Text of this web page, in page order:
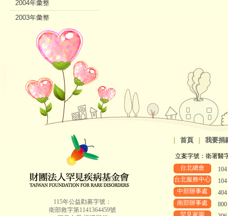
2004年彙整
2003年彙整
2002年彙整
115年公益勸募字號：
衛部救字第1141364459號
首頁 我要捐
立案字號：衛署醫
台北總會
台北服務中心
中部辦事處
南部辦事處
罕見家園